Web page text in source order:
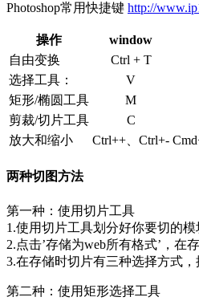
Photoshop常用快捷键 http://
操作 window
自由变换
Ctrl + T
选择工具：
V
矩形/椭圆工具
M
剪裁/切片工具
C
放大和缩小
Ctrl++、Ctrl+-
两种切图方法
第一种：使用切片工具
1.使用切片工具划分好你要切的模
2.点击’存储为web所有格式’，在
3.在存储时切片有三种选择方式，
第二种：使用矩形选择工具